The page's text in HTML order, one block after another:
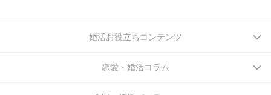
婚活お役立ちコンテンツ
恋愛・婚活コラム